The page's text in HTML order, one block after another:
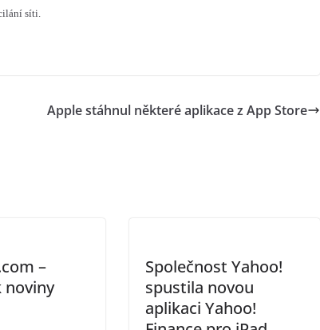
síti.
Apple stáhnul některé aplikace z App Store
–
noviny
Společnost Yahoo!
spustila novou
aplikaci Yahoo!